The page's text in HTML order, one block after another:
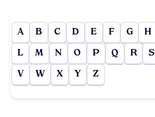
A B C D E F G H
L M N O P Q R S
V W X Y Z